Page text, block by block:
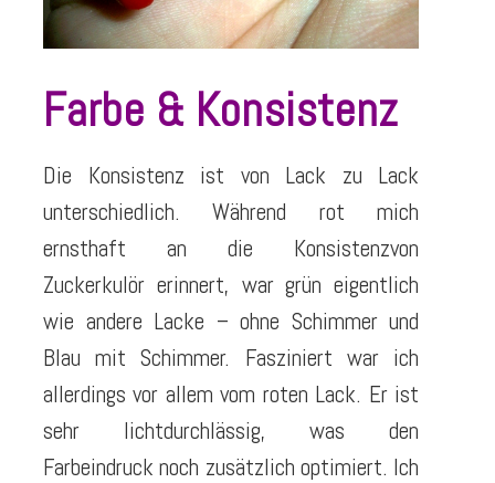
Farbe & Konsistenz
Die Konsistenz ist von Lack zu Lack
unterschiedlich. Während rot mich
ernsthaft an die Konsistenzvon
Zuckerkulör erinnert, war grün eigentlich
wie andere Lacke – ohne Schimmer und
Blau mit Schimmer. Fasziniert war ich
allerdings vor allem vom roten Lack. Er ist
sehr lichtdurchlässig, was den
Farbeindruck noch zusätzlich optimiert. Ich